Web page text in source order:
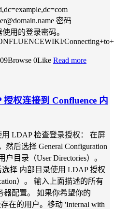
密码
使用的登录密码。
0Like Read more
权连接到 Confluence 内
LDAP 检查登录授权： 在屏
后选择 General Configuration
目录（User Directories）。
择 内部目录使用 LDAP 授权
）。 输入上面描述的所有
器配置。 如果你希望你的
在的用户。移动 'Internal with